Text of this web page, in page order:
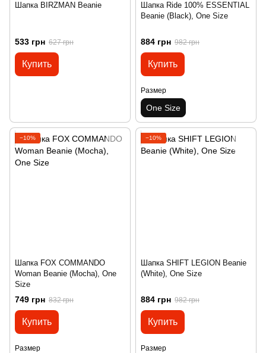
Шапка BIRZMAN Beanie
533 грн 627 грн
Купить
Шапка Ride 100% ESSENTIAL
Beanie (Black), One Size
884 грн 982 грн
Купить
Размер
One Size
−10%
Шапка FOX COMMANDO
Woman Beanie (Mocha), One
Size
749 грн 832 грн
Купить
Размер
−10%
Шапка SHIFT LEGION Beanie
(White), One Size
884 грн 982 грн
Купить
Размер